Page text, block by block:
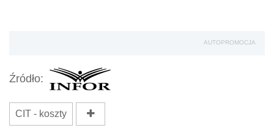
AUTOPROMOCJA
Źródło:
CIT - koszty